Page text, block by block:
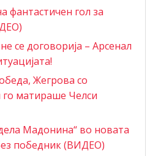
фантастичен гол за
се договорија – Арсенал
Жегрова со
го матираше Челси
Мадонина“ во новата
победник (ВИДЕО)